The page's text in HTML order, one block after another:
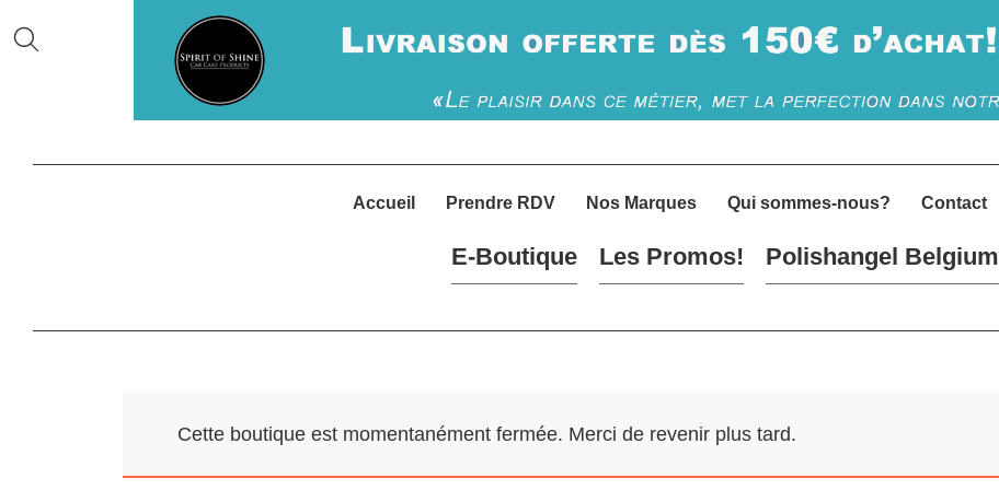
Accueil Prendre RDV Nos Marques Qui sommes-nous? Contact
E-Boutique Les Promos! Polishangel Belgium
Cette boutique est momentanément fermée. Merci de revenir plus tard.